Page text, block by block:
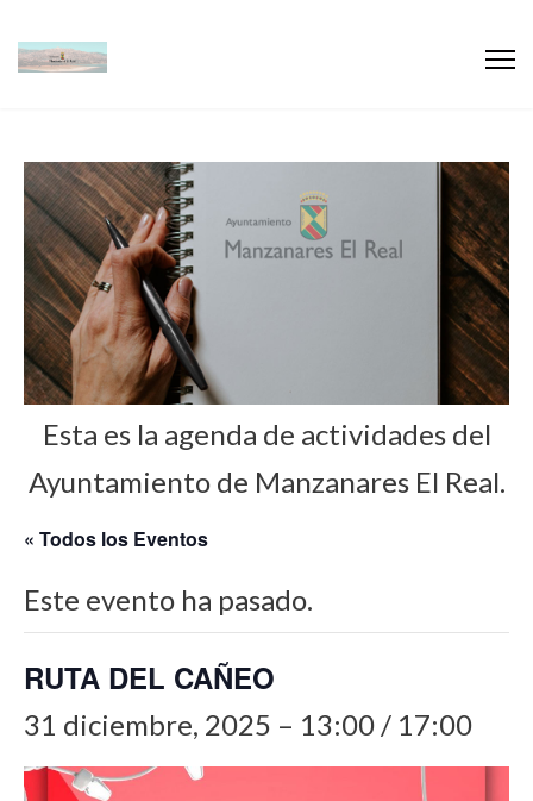
Esta es la agenda de actividades del
Ayuntamiento de Manzanares El Real.
« Todos los Eventos
Este evento ha pasado.
RUTA DEL CAÑEO
31 diciembre, 2025 – 13:00 / 17:00